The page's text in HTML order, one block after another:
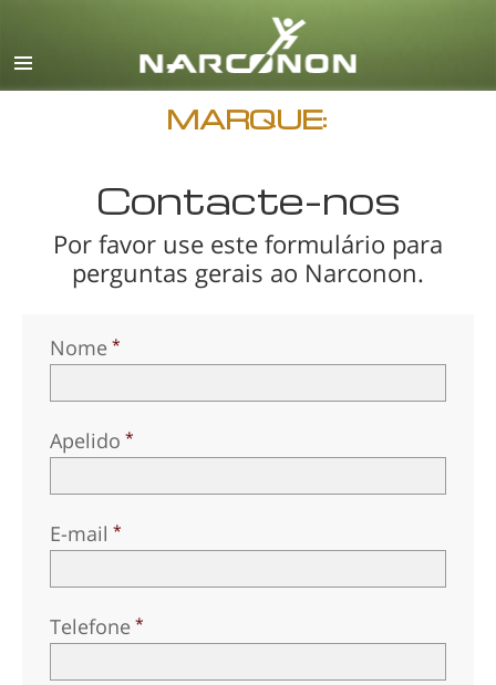
Inglês
Dinamarquês
Alemão
Espanhol
Hebreu
Português
Russo
MARQUE:
Contacte–nos
Por favor use este formulário para
perguntas gerais ao Narconon.
Nome
Apelido
E-mail
Telefone